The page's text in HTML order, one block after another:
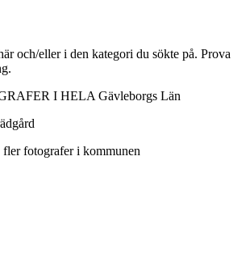
och/eller i den kategori du sökte på. Prova
I HELA Gävleborgs Län
fotografer i kommunen